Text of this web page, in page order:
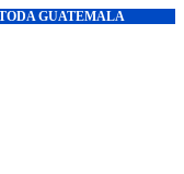
GUATEMALA